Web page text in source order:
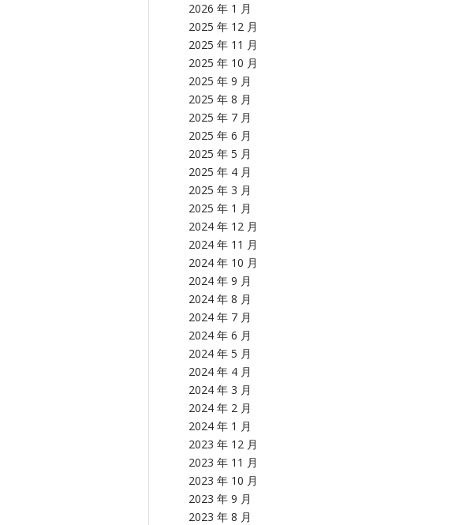
2026 年 1 月
2025 年 12 月
2025 年 11 月
2025 年 10 月
2025 年 9 月
2025 年 8 月
2025 年 7 月
2025 年 6 月
2025 年 5 月
2025 年 4 月
2025 年 3 月
2025 年 1 月
2024 年 12 月
2024 年 11 月
2024 年 10 月
2024 年 9 月
2024 年 8 月
2024 年 7 月
2024 年 6 月
2024 年 5 月
2024 年 4 月
2024 年 3 月
2024 年 2 月
2024 年 1 月
2023 年 12 月
2023 年 11 月
2023 年 10 月
2023 年 9 月
2023 年 8 月